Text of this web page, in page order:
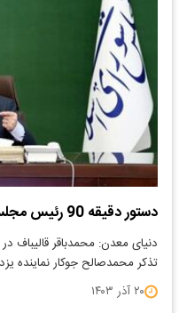
دستور دقیقه 90 رئیس مجلس برای ترمیم حقوق بازنشستگان
دنیای معدن: محمدباقر
تذکر محمدصالح جوکار نماینده یزد
۲۰ آذر ۱۴۰۳